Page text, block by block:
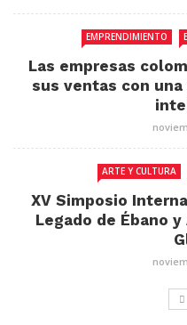
EMPRENDIMIENTO
Las empresas
sus ventas con
ARTE Y CULTURA
XV Simposio
Legado de Ébano